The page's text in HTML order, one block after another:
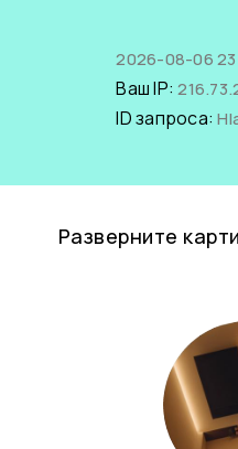
2026-08-06
Ваш IP:
ID запроса:
Разверните